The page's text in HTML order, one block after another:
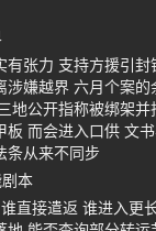
有张力 支持方援引
涉嫌越界 六月个案
地公开指称被绑架
板 而会进入口供 文
条从来不同步
本
直接遣返 谁进入更